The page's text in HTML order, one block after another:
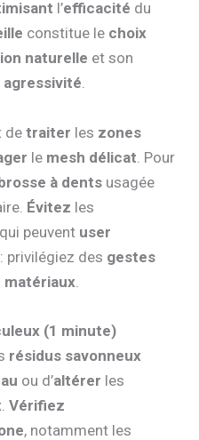
l’efficacité du
constitue le choix
naturelle et son
agressivité.
detraiter les zones
le mesh délicat . Pour
à dents usagée
Évitez les
qui peuvent user
: privilégiez des gestes
matériaux
(1 minute)
résidus savonneux
ou d’altérer les
.Vérifiez
, notamment les